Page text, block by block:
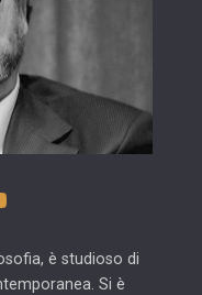
è studioso di
Si è